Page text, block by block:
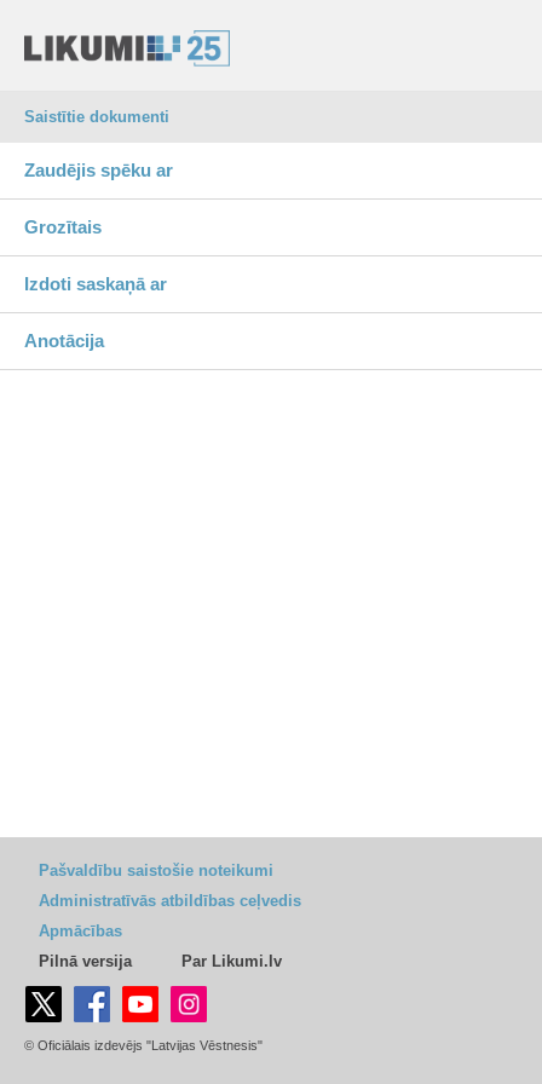
Saistītie dokumenti
Zaudējis spēku ar
Grozītais
Izdoti saskaņā ar
Anotācija
Pašvaldību saistošie noteikumi
Administratīvās atbildības ceļvedis
Apmācības
Pilnā versija
Par Likumi.lv
© Oficiālais izdevējs "Latvijas Vēstnesis"